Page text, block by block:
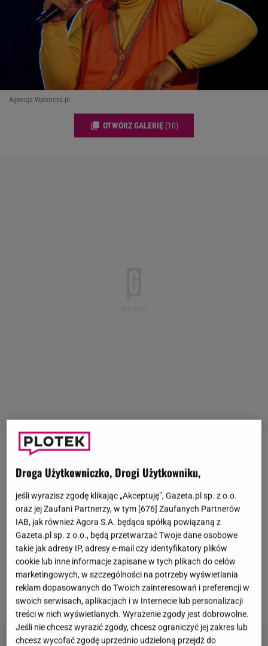
Agencja Wyborcza.pl
OTWÓRZ GALERIĘ (10)
Grzegorz Halama
kabaretowej od niemal 20 lat. Do tej pory był
kojarzony jako Pan Józek, hodowca kur. Podczas
występów Halama zwykle miał na sobie żółty golf
podkreślający jego sporych rozmiarów brzuch.
Wkrótce artysta będzie musiał zmienić wizerunek
sceniczny, ponieważ traci na wadze. W rozmowie z
Super Expressem" opowiedział o swojej oryginalnej
diecie.
Droga Użytkowniczko, Drogi Użytkowniku,
jeśli wyrazisz zgodę klikając „Akceptuję”, Gazeta.pl sp. z o.o.
oraz jej Zaufani Partnerzy, w tym [676] Zaufanych Partnerów
IAB, jak również Agora S.A. będąca spółką powiązaną z
Gazeta.pl sp. z o.o., będą przetwarzać Twoje dane osobowe
takie jak adresy IP, adresy e-mail czy identyfikatory plików
cookie lub inne informacje zapisane w tych plikach do celów
marketingowych, w szczególności na potrzeby wyświetlania
reklam dopasowanych do Twoich zainteresowań i preferencji w
swoich serwisach, aplikacjach i w Internecie lub personalizacji
treści w nich wyświetlanych. Wyrażenie zgody jest dobrowolne.
Jeśli nie chcesz wyrazić zgody, chcesz ograniczyć jej zakres lub
chcesz wycofać zgodę uprzednio udzieloną przejdź do